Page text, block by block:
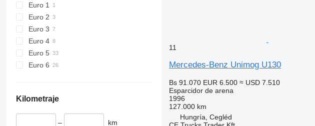
Euro 1
Euro 2
Euro 3
Euro 4
Euro 5
Euro 6
Kilometraje
– km
11
Mercedes-Benz Unimog U130
Bs 91.070 EUR 6.500 ≈ USD 7.510
Esparcidor de arena
1996
127.000 km
Hungría, Cegléd